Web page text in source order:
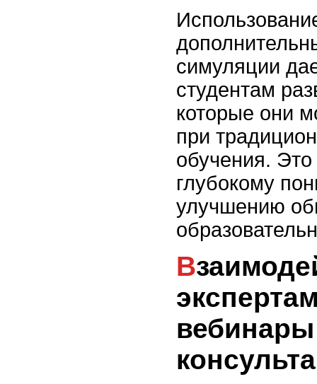
симуляции
студентам
которые они
при
обучения. Это
глубокому
улучшению
Взаимодействие с